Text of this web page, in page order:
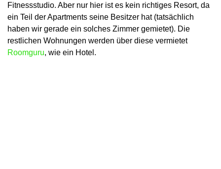
Fitnessstudio. Aber nur hier ist es kein richtiges Resort, da
ein Teil der Apartments seine Besitzer hat (tatsächlich
haben wir gerade ein solches Zimmer gemietet). Die
restlichen Wohnungen werden über diese vermietet
Roomguru, wie ein Hotel.